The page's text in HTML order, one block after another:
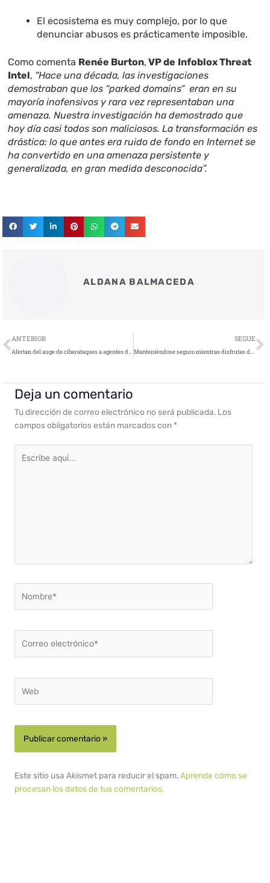
El ecosistema es muy complejo, por lo que
denunciar abusos es prácticamente imposible.
Como comenta Renée Burton, VP de Infoblox Threat
Intel, “Hace una década, las investigaciones
demostraban que los “parked domains” eran en su
mayoría inofensivos y rara vez representaban una
amenaza. Nuestra investigación ha demostrado que
hoy día casi todos son maliciosos. La transformación es
drástica: lo que antes era ruido de fondo en Internet se
ha convertido en una amenaza persistente y
generalizada, en gran medida desconocida”.
ALDANA BALMACEDA
Ant
ANTERIOR
Alertan del auge de ciberataques a agentes de IA y nuevos riesgos para 2026
SEGUE
Manteniéndose seguro mientras disfrutas del entretenimiento digital moderno
Deja un comentario
Tu dirección de correo electrónico no será publicada. Los
campos obligatorios están marcados con *
aquí...
electrónico*
Este sitio usa Akismet para reducir el spam.Aprende cómo se
procesan los datos de tus comentarios.